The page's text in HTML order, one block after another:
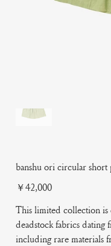
banshu ori circular short
Price
￥42,000
This limited collection is
deadstock fabrics dating
including rare materials